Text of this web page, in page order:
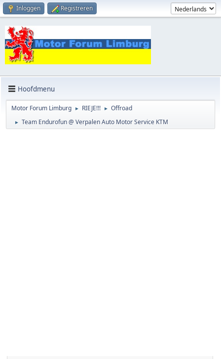
Inloggen Registreren
Hoofdmenu
Motor Forum Limburg ► RIEJE!!! ► Offroad
► Team Endurofun @ Verpalen Auto Motor Service KTM